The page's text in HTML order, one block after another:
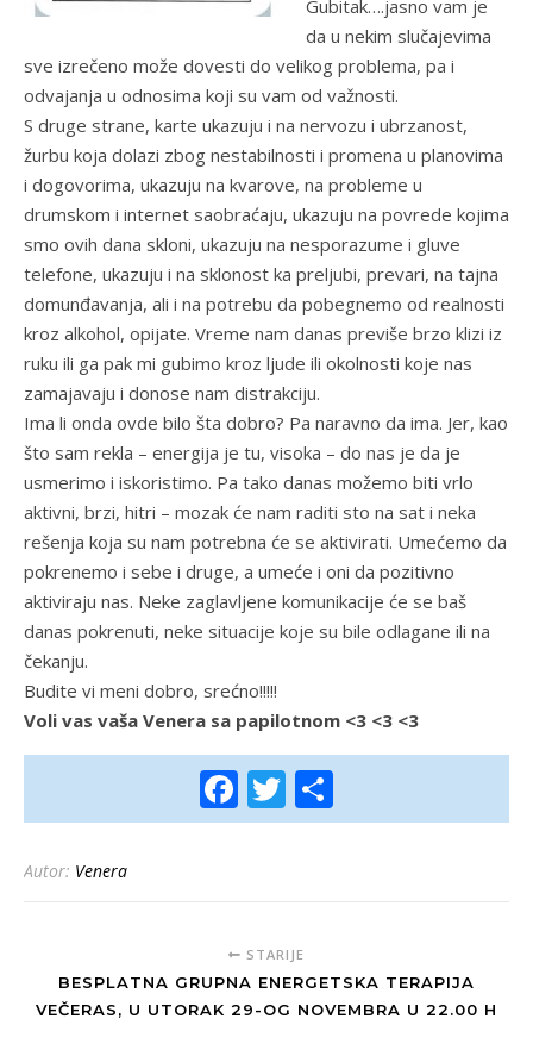
Gubitak….jasno vam je
da u nekim slučajevima
sve izrečeno može dovesti do velikog problema, pa i
odvajanja u odnosima koji su vam od važnosti.
S druge strane, karte ukazuju i na nervozu i ubrzanost,
žurbu koja dolazi zbog nestabilnosti i promena u planovima
i dogovorima, ukazuju na kvarove, na probleme u
drumskom i internet saobraćaju, ukazuju na povrede kojima
smo ovih dana skloni, ukazuju na nesporazume i gluve
telefone, ukazuju i na sklonost ka preljubi, prevari, na tajna
domunđavanja, ali i na potrebu da pobegnemo od realnosti
kroz alkohol, opijate. Vreme nam danas previše brzo klizi iz
ruku ili ga pak mi gubimo kroz ljude ili okolnosti koje nas
zamajavaju i donose nam distrakciju.
Ima li onda ovde bilo šta dobro? Pa naravno da ima. Jer, kao
što sam rekla – energija je tu, visoka – do nas je da je
usmerimo i iskoristimo. Pa tako danas možemo biti vrlo
aktivni, brzi, hitri – mozak će nam raditi sto na sat i neka
rešenja koja su nam potrebna će se aktivirati. Umećemo da
pokrenemo i sebe i druge, a umeće i oni da pozitivno
aktiviraju nas. Neke zaglavljene komunikacije će se baš
danas pokrenuti, neke situacije koje su bile odlagane ili na
čekanju.
Budite vi meni dobro, srećno!!!!!
Voli vas vaša Venera sa papilotnom <3 <3 <3
Facebook
Twitter
Autor: Venera
STARIJE
BESPLATNA GRUPNA ENERGETSKA TERAPIJA
VEČERAS, U UTORAK 29-OG NOVEMBRA U 22.00 H